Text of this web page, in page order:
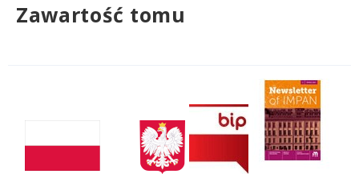
Zawartość tomu